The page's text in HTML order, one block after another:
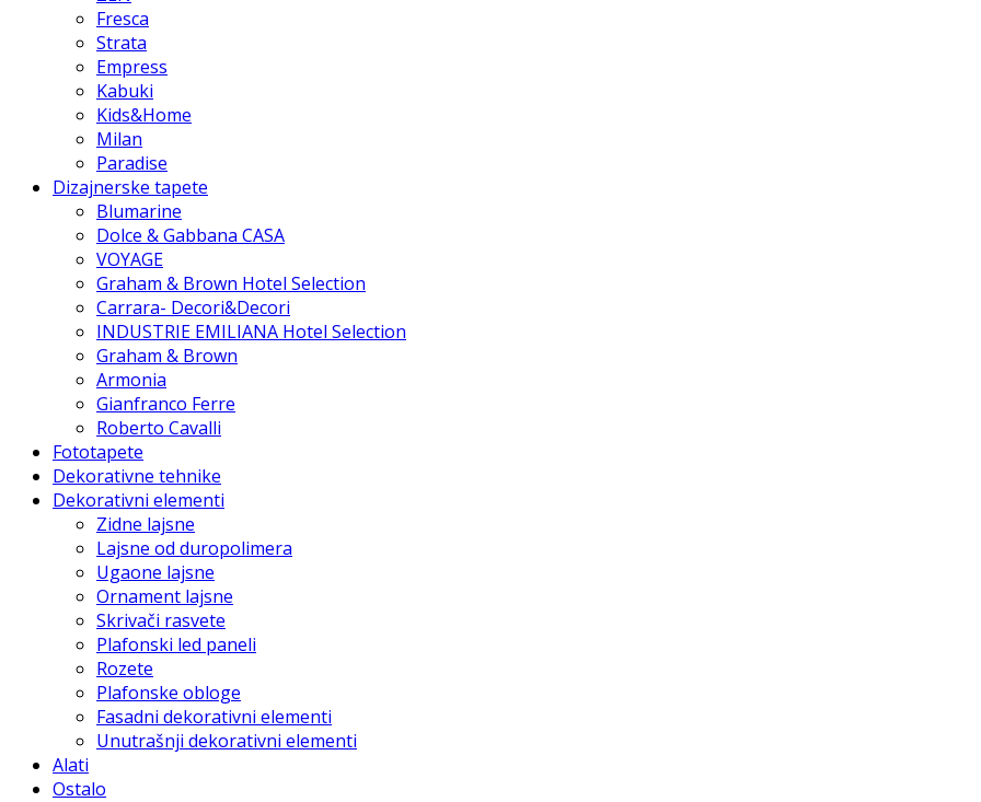
Fresca
Strata
Empress
Kabuki
Kids&Home
Milan
Paradise
Dizajnerske tapete
Blumarine
Dolce & Gabbana CASA
VOYAGE
Graham & Brown Hotel Selection
Carrara- Decori&Decori
INDUSTRIE EMILIANA Hotel Selection
Graham & Brown
Armonia
Gianfranco Ferre
Roberto Cavalli
Fototapete
Dekorativne tehnike
Dekorativni elementi
Zidne lajsne
Lajsne od duropolimera
Ugaone lajsne
Ornament lajsne
Skrivači rasvete
Plafonski led paneli
Rozete
Plafonske obloge
Fasadni dekorativni elementi
Unutrašnji dekorativni elementi
Alati
Ostalo